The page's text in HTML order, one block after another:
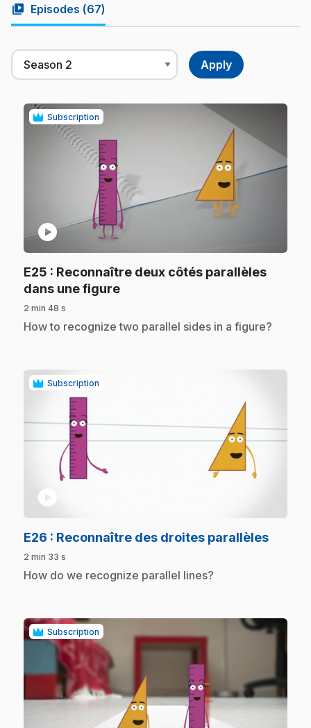
video_library Episodes (67)
Subscription
play_circle
E25 : Reconnaître deux côtés parallèles
dans une figure.
2 min 48 s
.How to recognize two parallel sides in a figure?
Subscription
play_circle
E26 : Reconnaître des droites parallèles.
2 min 33 s
.How do we recognize parallel lines?
Subscription